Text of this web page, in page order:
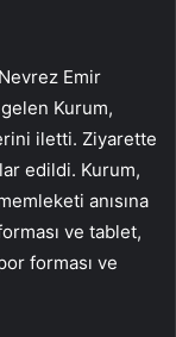
Emir
Kurum,
iletti. Ziyarette
edildi. Kurum,
anısına
ve tablet,
forması ve